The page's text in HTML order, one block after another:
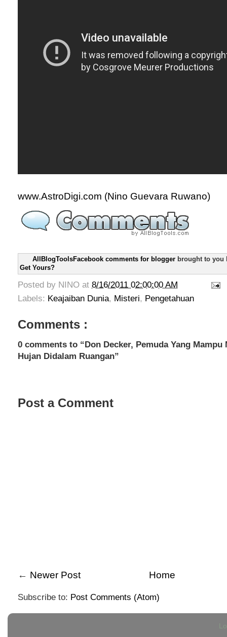
www.AstroDigi.com (Nino Guevara Ruwano)
AllBlogToolsFacebook comments for blogger brought to you
Get Yours?
Posted by NINO at 8/16/2011 02:00:00 AM
Labels: Keajaiban Dunia, Misteri, Pengetahuan
Comments :
0 comments to “Don Decker, Pemuda Yang Mampu
Hujan Didalam Ruangan”
Post a Comment
← Newer Post Home
Subscribe to: Post Comments (Atom)